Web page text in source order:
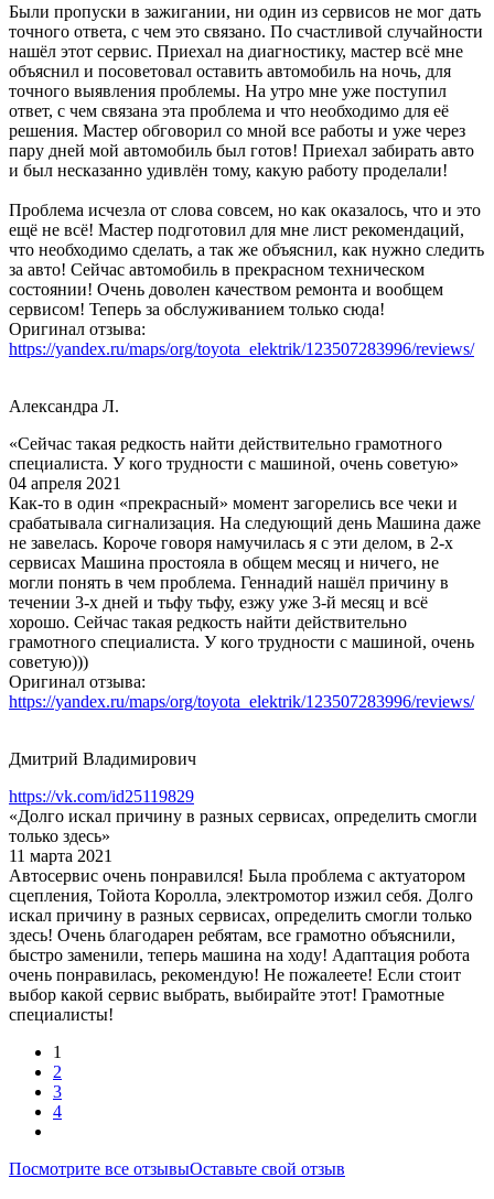
Были пропуски в зажигании, ни один из сервисов не мог дать
точного ответа, с чем это связано. По счастливой случайности
нашёл этот сервис. Приехал на диагностику, мастер всё мне
объяснил и посоветовал оставить автомобиль на ночь, для
точного выявления проблемы. На утро мне уже поступил
ответ, с чем связана эта проблема и что необходимо для её
решения. Мастер обговорил со мной все работы и уже через
пару дней мой автомобиль был готов! Приехал забирать авто
и был несказанно удивлён тому, какую работу проделали!
Проблема исчезла от слова совсем, но как оказалось, что и это
ещё не всё! Мастер подготовил для мне лист рекомендаций,
что необходимо сделать, а так же объяснил, как нужно следить
за авто! Сейчас автомобиль в прекрасном техническом
состоянии! Очень доволен качеством ремонта и вообщем
сервисом! Теперь за обслуживанием только сюда!
Оригинал отзыва:
https://yandex.ru/maps/org/toyota_elektrik/123507283996/reviews/
Александра Л.
«Сейчас такая редкость найти действительно грамотного
специалиста. У кого трудности с машиной, очень советую»
04 апреля 2021
Как-то в один «прекрасный» момент загорелись все чеки и
срабатывала сигнализация. На следующий день Машина даже
не завелась. Короче говоря намучилась я с эти делом, в 2-х
сервисах Машина простояла в общем месяц и ничего, не
могли понять в чем проблема. Геннадий нашёл причину в
течении 3-х дней и тьфу тьфу, езжу уже 3-й месяц и всё
хорошо. Сейчас такая редкость найти действительно
грамотного специалиста. У кого трудности с машиной, очень
советую)))
Оригинал отзыва:
https://yandex.ru/maps/org/toyota_elektrik/123507283996/reviews/
Дмитрий Владимирович
https://vk.com/id25119829
«Долго искал причину в разных сервисах, определить смогли
только здесь»
11 марта 2021
Автосервис очень понравился! Была проблема с актуатором
сцепления, Тойота Королла, электромотор изжил себя. Долго
искал причину в разных сервисах, определить смогли только
здесь! Очень благодарен ребятам, все грамотно объяснили,
быстро заменили, теперь машина на ходу! Адаптация робота
очень понравилась, рекомендую! Не пожалеете! Если стоит
выбор какой сервис выбрать, выбирайте этот! Грамотные
специалисты!
1
2
3
4
Посмотрите все отзывыОставьте свой отзыв